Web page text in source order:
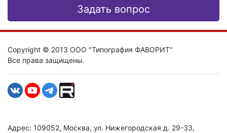
Задать вопрос
Copyright © 2013 ООО "Типография ФАВОРИТ"
Все права защищены.
Адрес: 109052, Москва, ул. Нижегородская д. 29-33,